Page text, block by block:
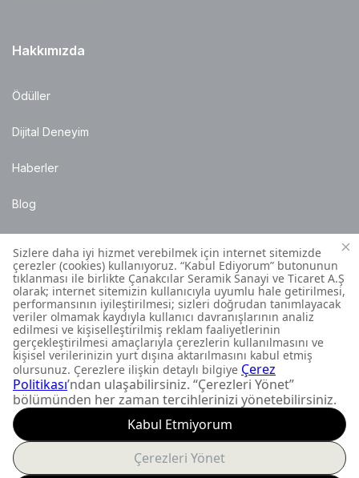
Hakkımızda
Ödüller
Dijital Deneyim
Haberler
Blog
Satış Noktaları
Montaj Bilgileri
Müşteri İletişim Merkezi